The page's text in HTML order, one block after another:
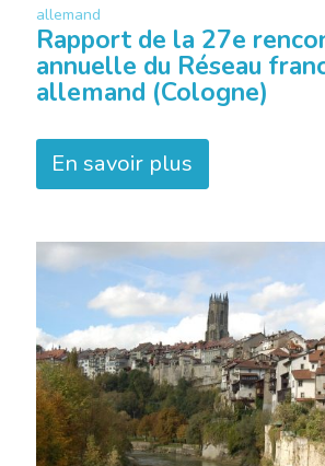
allemand
Rapport de la 27e
annuelle du Réseau
allemand (Cologne)
En savoir plus